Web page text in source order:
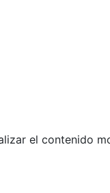
el contenido